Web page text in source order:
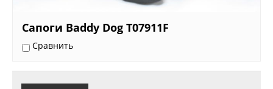
Сапоги Baddy Dog Т07911F
Сравнить